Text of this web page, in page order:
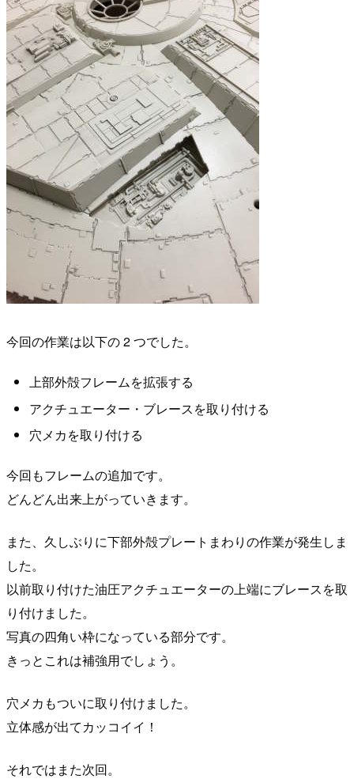
今回の作業は以下の 2 つでした。
上部外殻フレームを拡張する
アクチュエーター・ブレースを取り付ける
穴メカを取り付ける
今回もフレームの追加です。
どんどん出来上がっていきます。
また、久しぶりに下部外殻プレートまわりの作業が発生しま
した。
以前取り付けた油圧アクチュエーターの上端にブレースを取
り付けました。
写真の四角い枠になっている部分です。
きっとこれは補強用でしょう。
穴メカもついに取り付けました。
立体感が出てカッコイイ！
それではまた次回。